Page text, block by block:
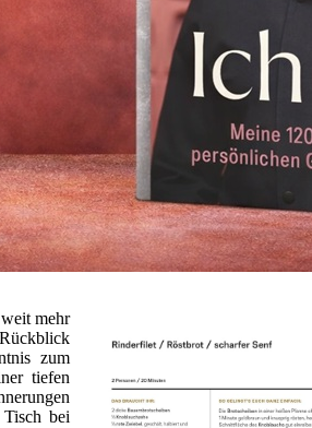
mehr
zum
tiefen
bei